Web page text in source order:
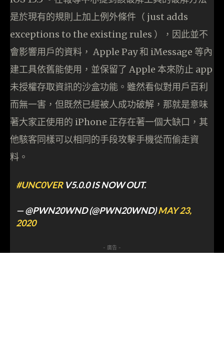
是於現有的規則上加上例外條件（ just adds
exceptions to the existing rules ），因此並不
會影響用戶的資料， Apple Pay 和 iMessage 等內
建工具依舊能使用，並保留了 Apple 本來防止 app
未授權存取資訊的沙盒功能。雖然看似對用戶百利
而無一害，但既然已經被人成功破解，那就是意味
著大家正使用的 iPhone 正存在著一個大缺口，其
他駭客同樣可以相同的手段攻擊手機從而偷走資
料。
#UNC0VERV5.0.0 IS NOW OUT.
— @PWN20WND (@PWN20WND)MAY 23,
2020
- 廣告 -